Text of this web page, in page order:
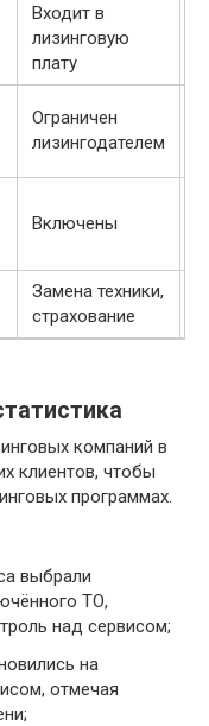
Входит в
лизинговую
плату
Ограничен
лизингодателем
Включены
Замена техники,
страхование
компаний в
клиентов, чтобы
программах.
выбрали
ТО,
над сервисом;
на
отмечая